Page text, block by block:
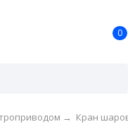
0
→ Кран